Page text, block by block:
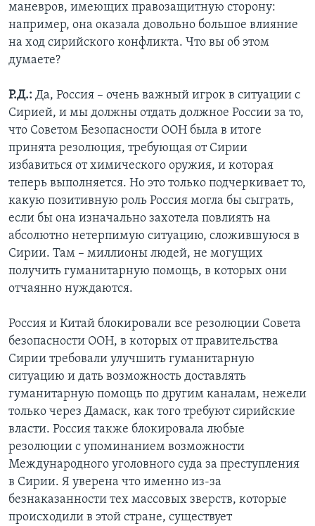
маневров, имеющих правозащитную сторону:
например, она оказала довольно большое влияние
на ход сирийского конфликта. Что вы об этом
думаете?
Р.Д.: Да, Россия – очень важный игрок в ситуации с
Сирией, и мы должны отдать должное России за то,
что Советом Безопасности ООН была в итоге
принята резолюция, требующая от Сирии
избавиться от химического оружия, и которая
теперь выполняется. Но это только подчеркивает то,
какую позитивную роль Россия могла бы сыграть,
если бы она изначально захотела повлиять на
абсолютно нетерпимую ситуацию, сложившуюся в
Сирии. Там – миллионы людей, не могущих
получить гуманитарную помощь, в которых они
отчаянно нуждаются.
Россия и Китай блокировали все резолюции Совета
безопасности ООН, в которых от правительства
Сирии требовали улучшить гуманитарную
ситуацию и дать возможность доставлять
гуманитарную помощь по другим каналам, нежели
только через Дамаск, как того требуют сирийские
власти. Россия также блокировала любые
резолюции с упоминанием возможности
Международного уголовного суда за преступления
в Сирии. Я уверена что именно из-за
безнаказанности тех массовых зверств, которые
происходили в этой стране, существует